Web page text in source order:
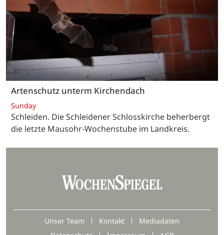
Artenschutz unterm Kirchendach
Sunday
Schleiden. Die Schleidener Schlosskirche beherbergt
die letzte Mausohr-Wochenstube im Landkreis.
Unser Team Kontakt
Mediadaten